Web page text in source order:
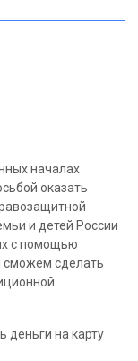
началах
оказать
и детей России
с помощью
сделать
на карту